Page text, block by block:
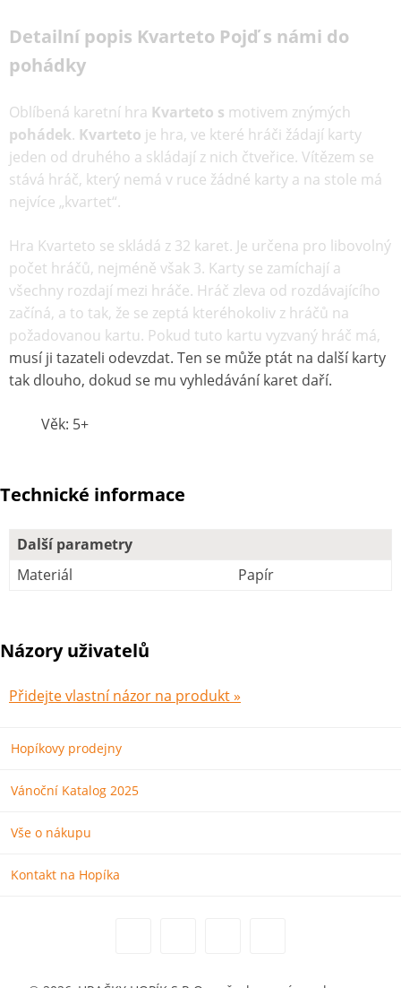
Detailní popis Kvarteto Pojď s námi do
pohádky
Oblíbená karetní hra Kvarteto s motivem znýmých
pohádek. Kvarteto je hra, ve které hráči žádají karty
jeden od druhého a skládají z nich čtveřice. Vítězem se
stává hráč, který nemá v ruce žádné karty a na stole má
nejvíce „kvartet“.
Hra Kvarteto se skládá z 32 karet. Je určena pro libovolný
počet hráčů, nejméně však 3. Karty se zamíchají a
všechny rozdají mezi hráče. Hráč zleva od rozdávajícího
začíná, a to tak, že se zeptá kteréhokoliv z hráčů na
požadovanou kartu. Pokud tuto kartu vyzvaný hráč má,
musí ji tazateli odevzdat. Ten se může ptát na další karty
tak dlouho, dokud se mu vyhledávání karet daří.
Věk: 5+
Technické informace
Další parametry
Materiál
Papír
Názory uživatelů
Přidejte vlastní názor na produkt »
Hopíkovy prodejny
Vánoční Katalog 2025
Vše o nákupu
Kontakt na Hopíka